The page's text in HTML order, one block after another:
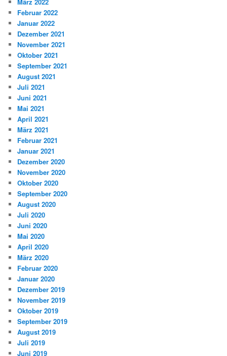
Februar 2022
Januar 2022
Dezember 2021
November 2021
Oktober 2021
September 2021
August 2021
Juli 2021
Juni 2021
Mai 2021
April 2021
März 2021
Februar 2021
Januar 2021
Dezember 2020
November 2020
Oktober 2020
September 2020
August 2020
Juli 2020
Juni 2020
Mai 2020
April 2020
März 2020
Februar 2020
Januar 2020
Dezember 2019
November 2019
Oktober 2019
September 2019
August 2019
Juli 2019
Juni 2019